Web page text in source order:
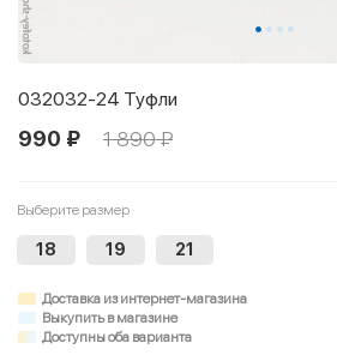
032032-24 Туфли
990 ₽ 1 890 ₽
Выберите размер
18 19 21
Доставка из интернет-магазина
Выкупить в магазине
Доступны оба варианта